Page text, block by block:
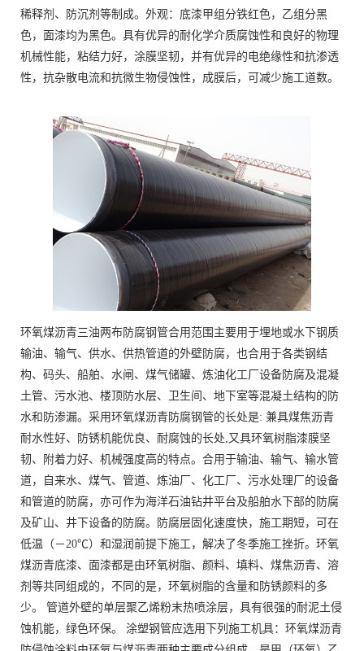
稀释剂、防沉剂等制成。外观：底漆甲组分铁红色，乙组分黑
色，面漆均为黑色。具有优异的耐化学介质腐蚀性和良好的物理
机械性能，粘结力好，涂膜坚韧，并有优异的电绝缘性和抗渗透
性，抗杂散电流和抗微生物侵蚀性，成膜后，可减少施工道数。
环氧煤沥青三油两布防腐钢管合用范围主要用于埋地或水下钢质
输油、输气、供水、供热管道的外壁防腐，也合用于各类钢结
构、码头、船舶、水闸、煤气储罐、炼油化工厂设备防腐及混凝
土管、污水池、楼顶防水层、卫生间、地下室等混凝土结构的防
水和防渗漏。采用环氧煤沥青防腐钢管的长处是: 兼具煤焦沥青
耐水性好、防锈机能优良、耐腐蚀的长处,又具环氧树脂漆膜坚
韧、附着力好、机械强度高的特点。合用于输油、输气、输水管
道，自来水、煤气、管道、炼油厂、化工厂、污水处理厂的设备
和管道的防腐，亦可作为海洋石油钻井平台及船舶水下部的防腐
及矿山、井下设备的防腐。防腐层固化速度快，施工期短，可在
低温（－20℃）和湿润前提下施工，解决了冬季施工挫折。环氧
煤沥青底漆、面漆都是由环氧树脂、颜料、填料、煤焦沥青、溶
剂等共同组成的，不同的是，环氧树脂的含量和防锈颜料的多
少。 管道外壁的单层聚乙烯粉末热喷涂层，具有很强的耐泥土侵
蚀机能，绿色环保。 涂塑钢管应选用下列施工机具：环氧煤沥青